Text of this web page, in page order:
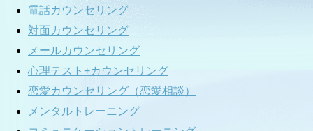
電話カウンセリング
対面カウンセリング
メールカウンセリング
心理テスト+カウンセリング
恋愛カウンセリング（恋愛相談）
メンタルトレーニング